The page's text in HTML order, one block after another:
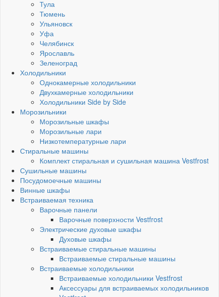
Тула
Тюмень
Ульяновск
Уфа
Челябинск
Ярославль
Зеленоград
Холодильники
Однокамерные холодильники
Двухкамерные холодильники
Холодильники Side by Side
Морозильники
Морозильные шкафы
Морозильные лари
Низкотемпературные лари
Стиральные машины
Комплект стиральная и сушильная машина Vestfrost
Сушильные машины
Посудомоечные машины
Винные шкафы
Встраиваемая техника
Варочные панели
Варочные поверхности Vestfrost
Электрические духовые шкафы
Духовые шкафы
Встраиваемые стиральные машины
Встраиваемые стиральные машины
Встраиваемые холодильники
Встраиваемые холодильники Vestfrost
Аксессуары для встраиваемых холодильников